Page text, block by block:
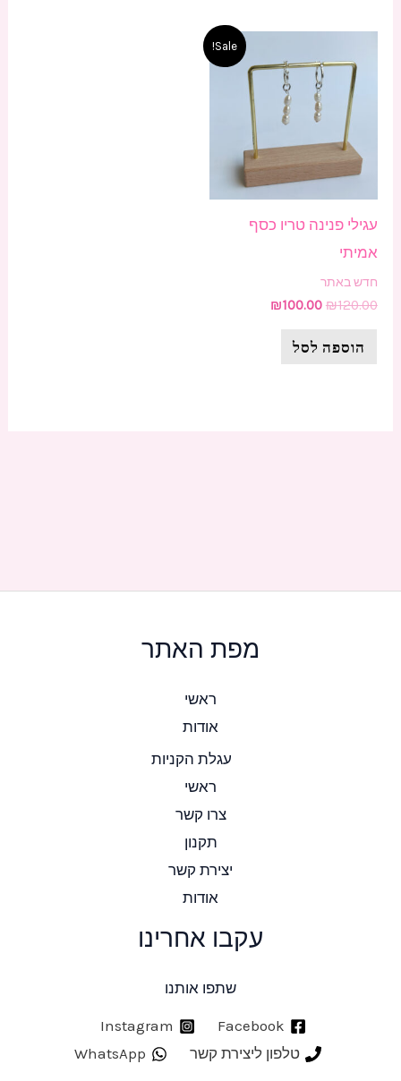
Sale!
עגילי פנינה טריו כסף
אמיתי
חדש באתר
₪120.00
היה:
₪120.00.
₪100.00
המחיר
הנוכחי
הוא:
₪100.00.
הוספה לסל
מפת האתר
ראשי
אודות
עגלת הקניות
ראשי
צרו קשר
תקנון
יצירת קשר
אודות
עקבו אחרינו
שתפו אותנו
Facebook
Instagram
טלפון ליצירת קשר
WhatsApp